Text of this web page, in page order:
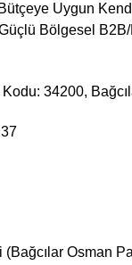
Uygun
Bölgesel B2B/
34200,
Osman